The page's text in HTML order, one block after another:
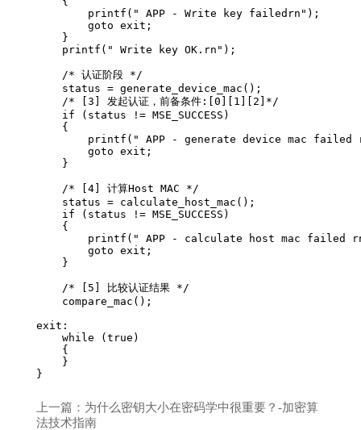
printf(" APP - Write key failedrn");
goto exit;
}
printf(" Write key OK.rn");
/* 认证阶段 */
status = generate_device_mac();
/* [3] 发起认证，前备条件:[0][1][2]*/
if (status != MSE_SUCCESS)
{
printf(" APP - generate device mac failed
goto exit;
}
/* [4] 计算Host MAC */
status = calculate_host_mac();
if (status != MSE_SUCCESS)
{
printf(" APP - calculate host mac failed
goto exit;
}
/* [5] 比较认证结果 */
compare_mac();
exit:
while (true)
{
}
}
上一篇：为什么密钥大小在密码学中很重要？-加密算
法技术指南